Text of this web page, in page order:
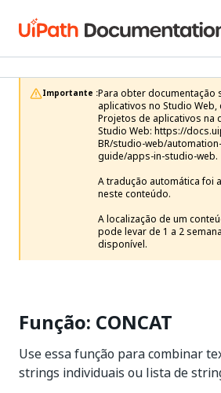
Importante :Para obter
aplicativos no Studio
Projetos de aplicativos na
Studio Web: https://
BR/studio-web/
guide/apps-in-studio-web.
A tradução automática foi
neste conteúdo.
A localização de um
pode levar de 1 a 2
disponível.
Função: CONCAT
Use essa função para combinar
strings individuais ou lista de